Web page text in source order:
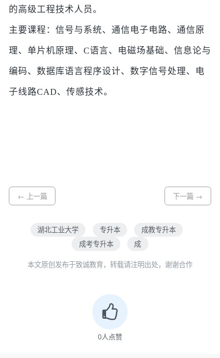
的高级工程技术人员。
主要课程：信号与系统、通信电子电路、通信原
理、单片机原理、C语言、电磁场基础、信息论与
编码、数据库语言程序设计、数字信号处理、电
子线路CAD、传感技术。
← 上一篇 下一篇 →
湖北工业大学 专升本
成教专升本
成考专升本
成
本文原创发布于致诚教育，转载请注明出处，谢谢合作
0人点赞